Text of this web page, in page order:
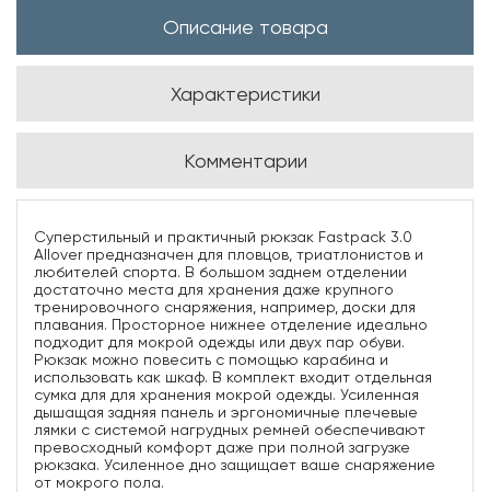
Описание товара
Характеристики
Комментарии
Суперстильный и практичный рюкзак Fastpack 3.0
Allover предназначен для пловцов, триатлонистов и
любителей спорта. В большом заднем отделении
достаточно места для хранения даже крупного
тренировочного снаряжения, например, доски для
плавания. Просторное нижнее отделение идеально
подходит для мокрой одежды или двух пар обуви.
Рюкзак можно повесить с помощью карабина и
использовать как шкаф. В комплект входит отдельная
сумка для для хранения мокрой одежды. Усиленная
дышащая задняя панель и эргономичные плечевые
лямки с системой нагрудных ремней обеспечивают
превосходный комфорт даже при полной загрузке
рюкзака. Усиленное дно защищает ваше снаряжение
от мокрого пола.